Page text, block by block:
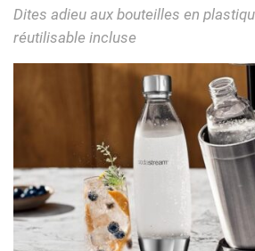
Dites adieu aux bouteilles en
réutilisable incluse